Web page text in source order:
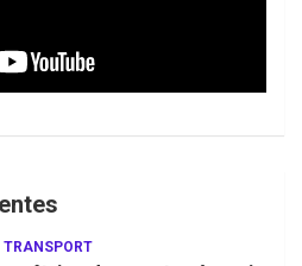
TRANSPORT